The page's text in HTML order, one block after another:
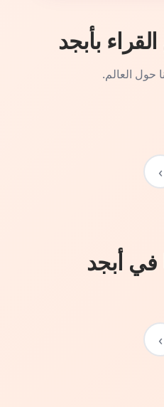
بأبجد
حول العالم.
›
في أبجد
›